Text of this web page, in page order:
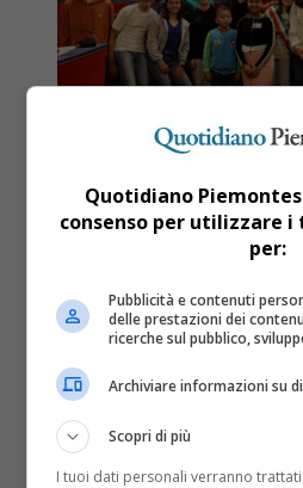
Torino, la Sala
proposte del
dei ragazzi e delle
I temi affrontati riguardano
aggregazione per i giovani,
cura delle strade.
Quotidiano
consenso per utilizzare
per:
Pubblicità e contenuti
delle prestazioni dei
ricerche sul pubblico,
Archiviare informazioni su
Scopri di più
I tuoi dati personali verranno